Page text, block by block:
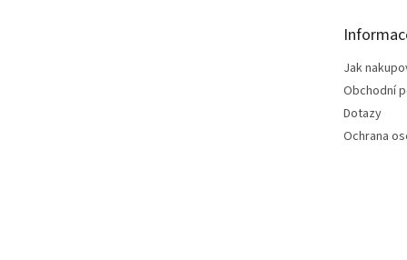
Jak
Obchodní
Dotazy
Ochrana